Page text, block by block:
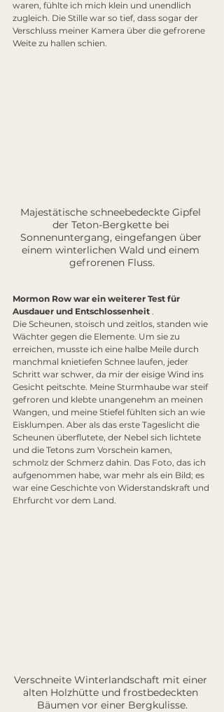
waren, fühlte ich mich klein und unendlich
zugleich. Die Stille war so tief, dass sogar der
Verschluss meiner Kamera über die gefrorene
Weite zu hallen schien.
Majestätische schneebedeckte Gipfel
der Teton-Bergkette bei
Sonnenuntergang, eingefangen über
einem winterlichen Wald und einem
gefrorenen Fluss.
Mormon Row war ein weiterer Test für
Ausdauer und Entschlossenheit
Die Scheunen, stoisch und zeitlos, standen wie
Wächter gegen die Elemente. Um sie zu
erreichen, musste ich eine halbe Meile durch
manchmal knietiefen Schnee laufen, jeder
Schritt war schwer, da mir der eisige Wind ins
Gesicht peitschte. Meine Sturmhaube war steif
gefroren und klebte unangenehm an meinen
Wangen, und meine Stiefel fühlten sich an wie
Eisklumpen. Aber als das erste Tageslicht die
Scheunen überflutete, der Nebel sich lichtete
und die Tetons zum Vorschein kamen,
schmolz der Schmerz dahin. Das Foto, das ich
aufgenommen habe, war mehr als ein Bild; es
war eine Geschichte von Widerstandskraft und
Ehrfurcht vor dem Land.
Verschneite Winterlandschaft mit einer
alten Holzhütte und frostbedeckten
Bäumen vor einer Bergkulisse.